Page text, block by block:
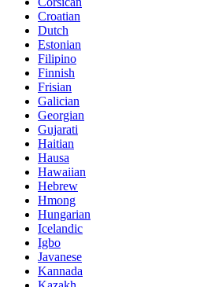
Croatian
Dutch
Estonian
Filipino
Finnish
Frisian
Galician
Georgian
Gujarati
Haitian
Hausa
Hawaiian
Hebrew
Hmong
Hungarian
Icelandic
Igbo
Javanese
Kannada